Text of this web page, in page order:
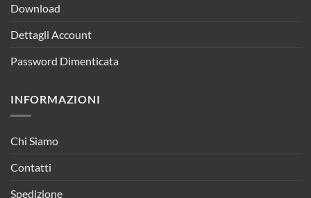
Download
Dettagli Account
Password Dimenticata
INFORMAZIONI
Chi Siamo
Contatti
Spedizione